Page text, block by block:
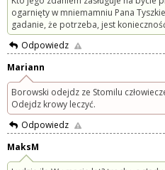
ogarnięty w mniemamniu Pana
gadanie, że potrzeba, jest
Odpowiedz
Mariann
Borowski odejdz ze Stomilu
Odejdz krowy leczyć.
Odpowiedz
MaksM